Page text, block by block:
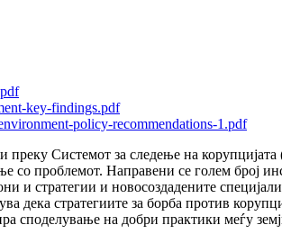
key-findings.pdf
policy-recommendations-1.pdf
преку Системот за следење на
со проблемот. Направени се голем број
и стратегии и новосоздадените
дека стратегиите за борба против
споделување на добри практики меѓу